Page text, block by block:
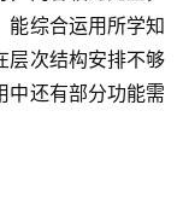
能综合运用所学知
层次结构安排不够
中还有部分功能需